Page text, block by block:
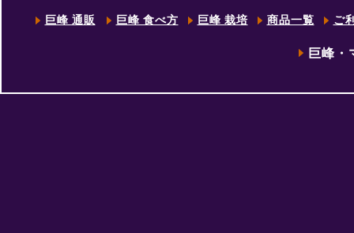
巨峰 通販 巨峰 食べ方 巨峰 栽培 商品一覧 ご
巨峰・